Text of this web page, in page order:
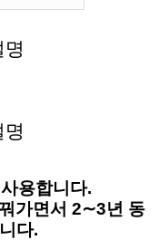
용합니다.
가면서 2∼3년 동
다.